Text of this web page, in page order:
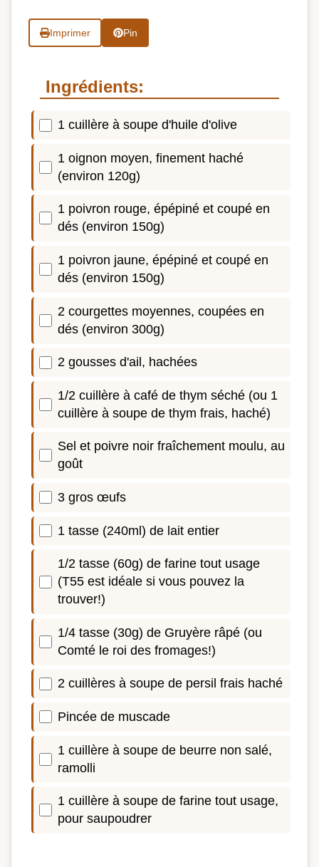
Imprimer Pin
Ingrédients:
1 cuillère à soupe d'huile d'olive
1 oignon moyen, finement haché
(environ 120g)
1 poivron rouge, épépiné et coupé en
dés (environ 150g)
1 poivron jaune, épépiné et coupé en
dés (environ 150g)
2 courgettes moyennes, coupées en
dés (environ 300g)
2 gousses d'ail, hachées
1/2 cuillère à café de thym séché (ou 1
cuillère à soupe de thym frais, haché)
Sel et poivre noir fraîchement moulu, au
goût
3 gros œufs
1 tasse (240ml) de lait entier
1/2 tasse (60g) de farine tout usage
(T55 est idéale si vous pouvez la
trouver!)
1/4 tasse (30g) de Gruyère râpé (ou
Comté le roi des fromages!)
2 cuillères à soupe de persil frais haché
Pincée de muscade
1 cuillère à soupe de beurre non salé,
ramolli
1 cuillère à soupe de farine tout usage,
pour saupoudrer